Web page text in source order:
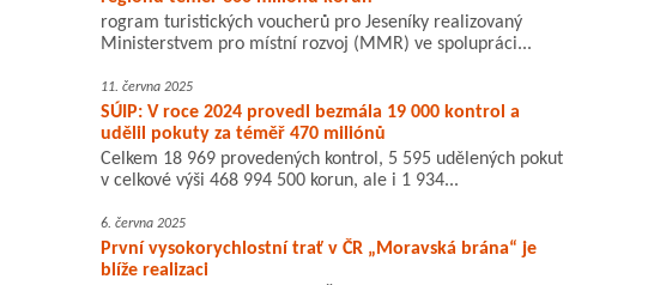
rogram turistických voucherů pro Jeseníky realizovaný
Ministerstvem pro místní rozvoj (MMR) ve spolupráci...
11. června 2025
SÚIP: V roce 2024 provedl bezmála 19 000 kontrol a
udělil pokuty za téměř 470 miliónů
Celkem 18 969 provedených kontrol, 5 595 udělených pokut
v celkové výši 468 994 500 korun, ale i 1 934...
6. června 2025
První vysokorychlostní trať v ČR „Moravská brána“ je
blíže realizaci